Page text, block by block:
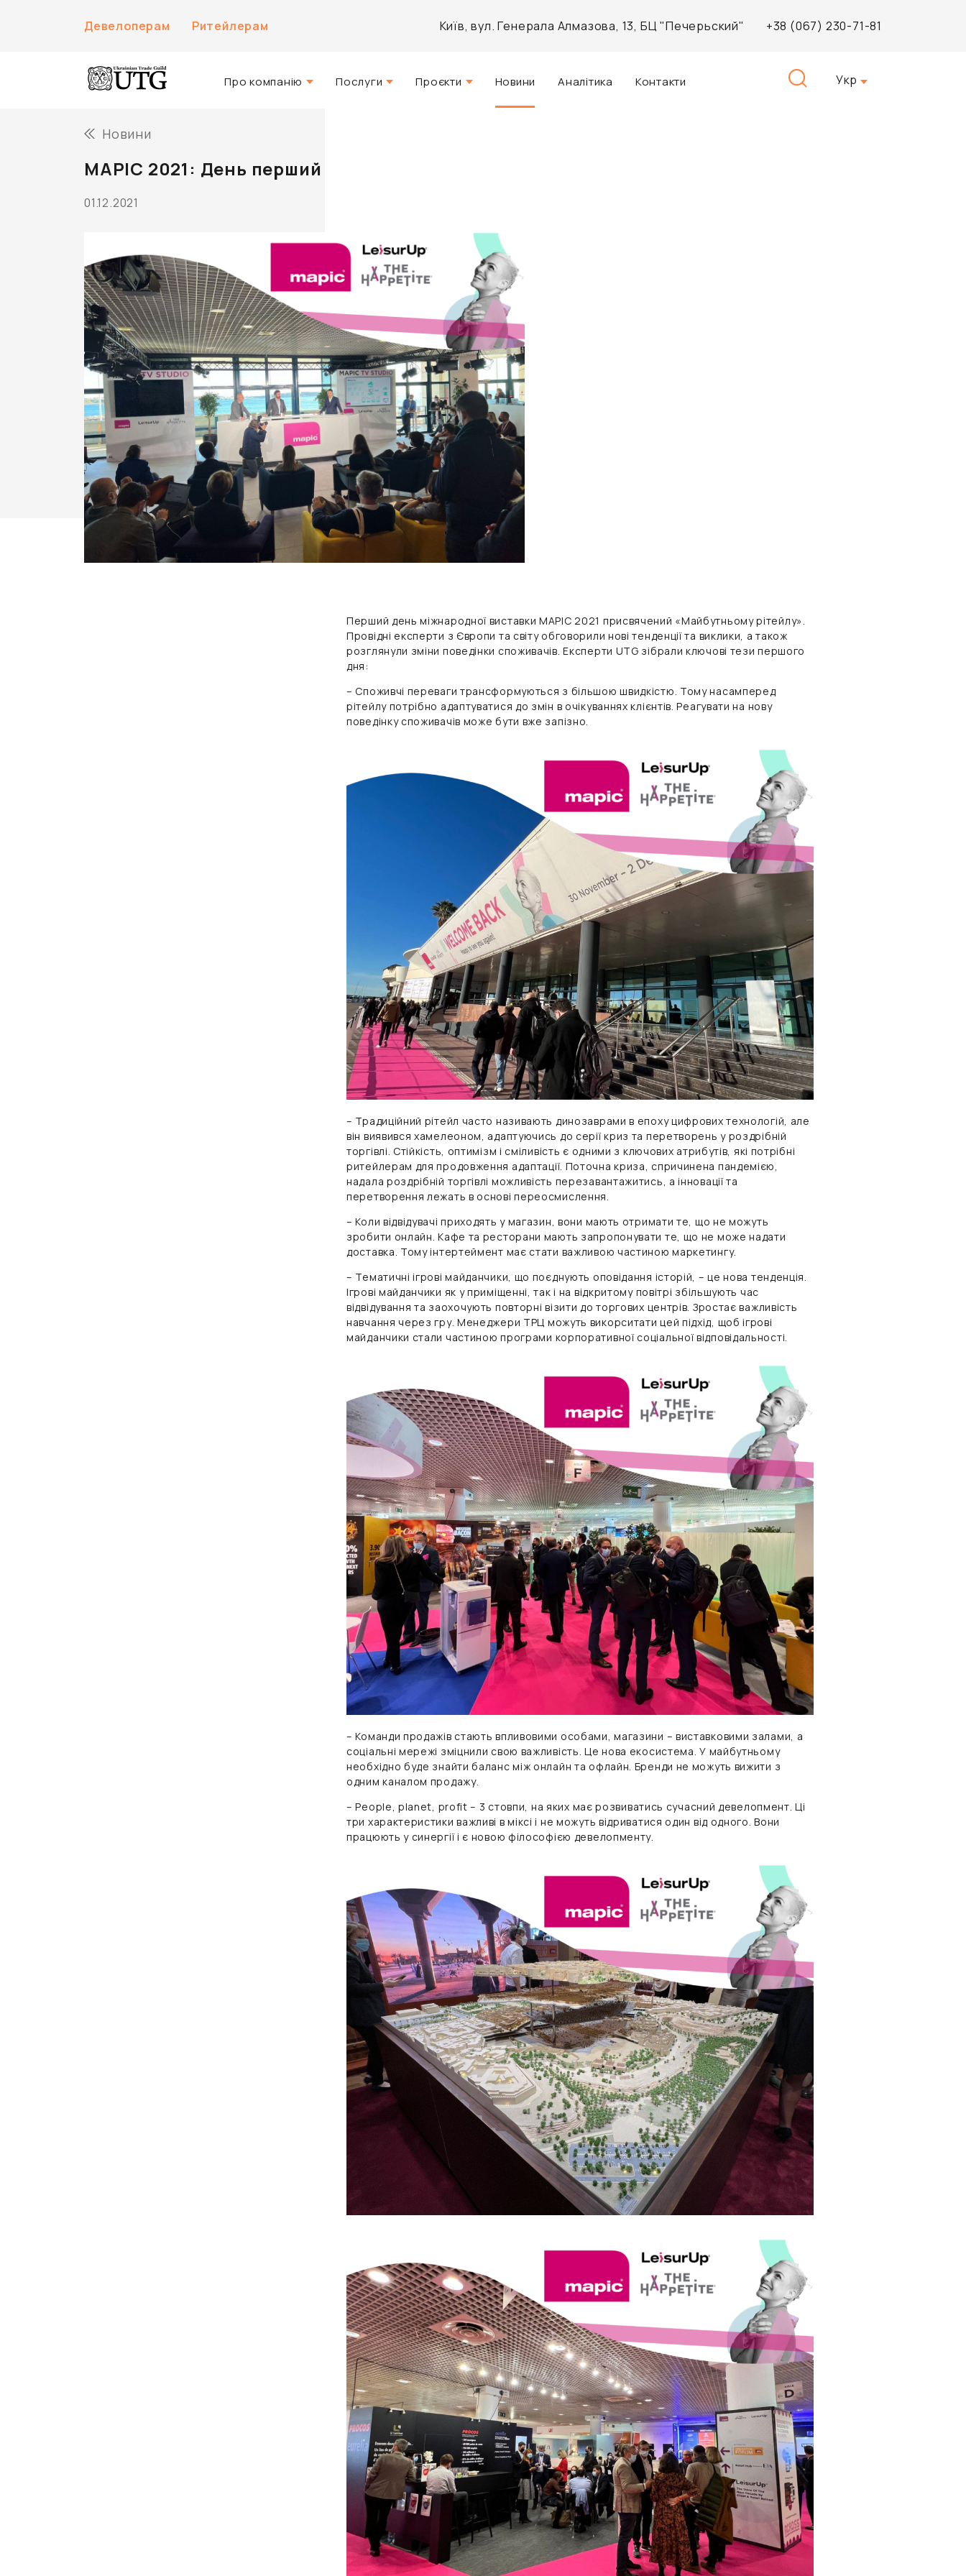
Девелоперам Ритейлерам Київ, вул. Генерала Алмазова, 13, БЦ "Печерьский" +38 (067) 230-71-81
Про компанію
Команда UTG
Послуги
брокеридж
Маркетинг і PR
Проєкти Новини Аналітика Контакти Укр
Новини
MAPIC 2021: День перший
01.12.2021
Перший день міжнародної виставки MAPIC 2021 присвячений «Майбутньому рітейлу».
Провідні експерти з Європи та світу обговорили нові тенденції та виклики, а також
розглянули зміни поведінки споживачів. Експерти UTG зібрали ключові тези першого
дня:
– Споживчі переваги трансформуються з більшою швидкістю. Тому насамперед
рітейлу потрібно адаптуватися до змін в очікуваннях клієнтів. Реагувати на нову
поведінку споживачів може бути вже запізно.
– Традиційний рітейл часто називають динозаврами в епоху цифрових технологій, але
він виявився хамелеоном, адаптуючись до серії криз та перетворень у роздрібній
торгівлі. Стійкість, оптимізм і сміливість є одними з ключових атрибутів, які потрібні
ритейлерам для продовження адаптації. Поточна криза, спричинена пандемією,
надала роздрібній торгівлі можливість перезавантажитись, а інновації та
перетворення лежать в основі переосмислення.
– Коли відвідувачі приходять у магазин, вони мають отримати те, що не можуть
зробити онлайн. Кафе та ресторани мають запропонувати те, що не може надати
доставка. Тому інтертеймент має стати важливою частиною маркетингу.
– Тематичні ігрові майданчики, що поєднують оповідання історій, – це нова тенденція.
Ігрові майданчики як у приміщенні, так і на відкритому повітрі збільшують час
відвідування та заохочують повторні візити до торгових центрів. Зростає важливість
навчання через гру. Менеджери ТРЦ можуть викорситати цей підхід, щоб ігрові
майданчики стали частиною програми корпоративної соціальної відповідальності.
– Команди продажів стають впливовими особами, магазини – виставковими залами, а
соціальні мережі зміцнили свою важливість. Це нова екосистема. У майбутньому
необхідно буде знайти баланс між онлайн та офлайн. Бренди не можуть вижити з
одним каналом продажу.
– People, planet, profit – 3 стовпи, на яких має розвиватись сучасний девелопмент. Ці
три характеристики важливі в міксі і не можуть відриватися один від одного. Вони
працюють у синергії і є новою філософією девелопменту.